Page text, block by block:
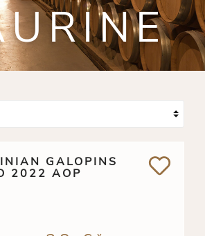
GALOPINS
2022 AOP